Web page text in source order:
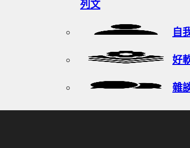
列文
自
好
雜